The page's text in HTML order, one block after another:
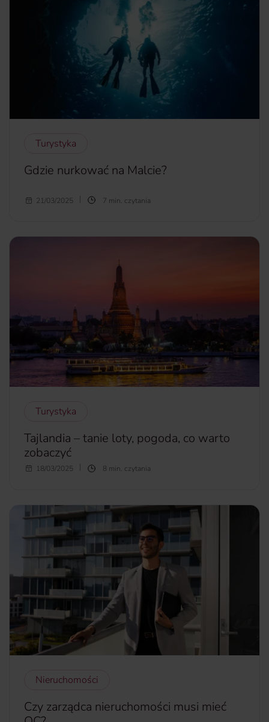
Turystyka
Gdzie nurkować na Malcie?
Wybierasz się na Maltę i nie wyobrażasz sobie pobytu bez
ciekawie i bezpiecznie oraz ile to kosztuje.
21/03/2025 7 min. czytania
Turystyka
Tajlandia – tanie loty, pogoda, co warto
zobaczyć
Tajlandia to niezwykły kraj, idealny na wymarzony urlop.
zawsze pozostaje w pamięci.Pierwszy raz w Tajlandii
Sprawdź, kiedy najlepiej jechać i co warto zobaczyć.
więcej...
18/03/2025 8 min. czytania
Nieruchomości
Czy zarządca nieruchomości musi mieć